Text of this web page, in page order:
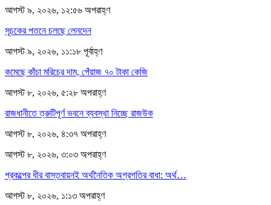
আগস্ট ৯, ২০২৬, ১২:৫৬ অপরাহ্ণ
সূচকের পতনে চলছে লেনদেন
আগস্ট ৯, ২০২৬, ১১:১৮ পূর্বাহ্ণ
কমেছে কাঁচা মরিচের দাম, পেঁয়াজ ৭০ টাকা কেজি
আগস্ট ৮, ২০২৬, ৫:২৮ অপরাহ্ণ
রাজধানীতে ত্রুটিপূর্ণ ভবনে ব্যবস্থা নিচ্ছে রাজউক
আগস্ট ৮, ২০২৬, ৪:৩৭ অপরাহ্ণ
আগস্ট ৮, ২০২৬, ৩:০৩ অপরাহ্ণ
প্রকল্পের ধীর বাস্তবায়নই অর্থনৈতিক অগ্রগতির বাধা: অর্থ…
আগস্ট ৮, ২০২৬, ১:১৩ অপরাহ্ণ